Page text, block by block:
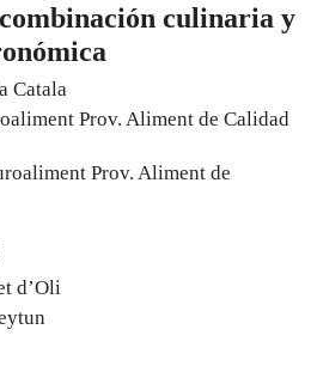
culinaria y
Catala
Prov. Aliment de Calidad
Prov. Aliment de
d’Oli